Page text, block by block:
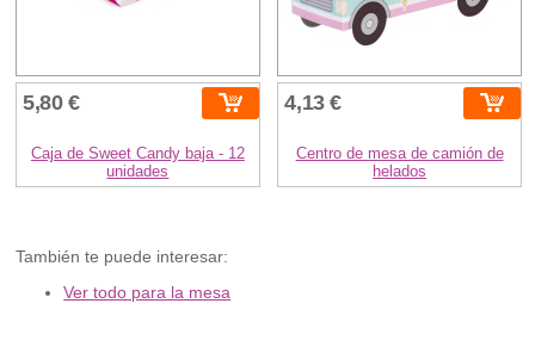
5,80 €
Caja de Sweet Candy baja - 12
unidades
4,13 €
Centro de mesa de camión de
helados
También te puede interesar:
Ver todo para la mesa